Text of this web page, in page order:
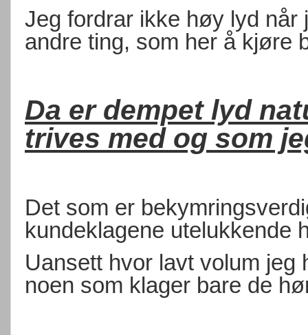
Jeg fordrar ikke høy lyd når
andre ting, som her å kjøre
Da er dempet lyd
trives med og som
Det som er
kundeklagene utelukkende
Uansett hvor lavt volum
noen som klager bare de